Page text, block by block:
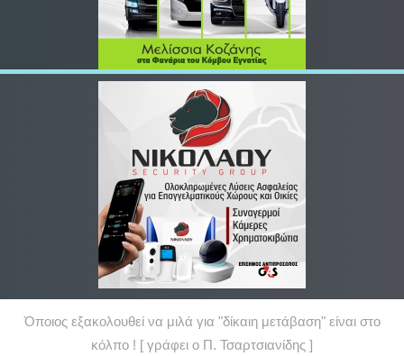
Όποιος εξακολουθεί να μιλά για "δίκαιη μετάβαση" είναι στο
κόλπο ! [ γράφει ο Π. Τσαρτσιανίδης ]